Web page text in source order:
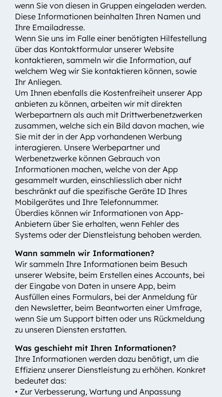
wenn Sie von diesen in Gruppen eingeladen werden.
Diese Informationen beinhalten Ihren Namen und
Ihre Emailadresse.
Wenn Sie uns im Falle einer benötigten Hilfestellung
über das Kontaktformular unserer Website
kontaktieren, sammeln wir die Information, auf
welchem Weg wir Sie kontaktieren können, sowie
Ihr Anliegen.
Um Ihnen ebenfalls die Kostenfreiheit unserer App
anbieten zu können, arbeiten wir mit direkten
Werbepartnern als auch mit Drittwerbenetzwerken
zusammen, welche sich ein Bild davon machen, wie
Sie mit der in der App vorhandenen Werbung
interagieren. Unsere Werbepartner und
Werbenetzwerke können Gebrauch von
Informationen machen, welche von der App
gesammelt wurden, einschliesslich aber nicht
beschränkt auf die spezifische Geräte ID Ihres
Mobilgerätes und Ihre Telefonnummer.
Überdies können wir Informationen von App-
Anbietern über Sie erhalten, wenn Fehler des
Systems oder der Dienstleistung behoben werden.
Wann sammeln wir Informationen?
Wir sammeln Ihre Informationen beim Besuch
unserer Website, beim Erstellen eines Accounts, bei
der Eingabe von Daten in unsere App, beim
Ausfüllen eines Formulars, bei der Anmeldung für
den Newsletter, beim Beantworten einer Umfrage,
wenn Sie um Support bitten oder uns Rückmeldung
zu unseren Diensten erstatten.
Was geschieht mit Ihren Informationen?
Ihre Informationen werden dazu benötigt, um die
Effizienz unserer Dienstleistung zu erhöhen. Konkret
bedeutet das:
• Zur Verbesserung, Wartung und Anpassung